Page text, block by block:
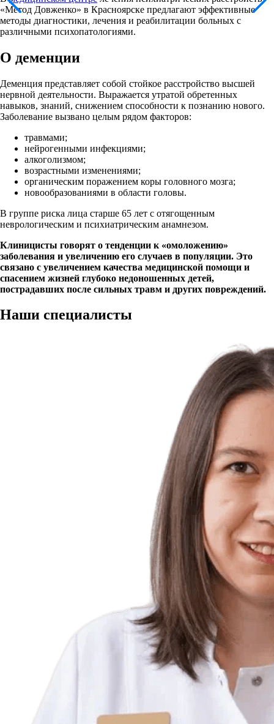
«Метод Довженко» в Красноярске предлагают эффективные
методы диагностики, лечения и реабилитации больных с
различными психопатологиями.
О деменции
Деменция представляет собой стойкое расстройство высшей
нервной деятельности. Выражается утратой обретенных
навыков, знаний, снижением способности к познанию нового.
Заболевание вызвано целым рядом факторов:
травмами;
нейрогенными инфекциями;
алкоголизмом;
возрастными изменениями;
органическим поражением коры головного мозга;
новообразованиями в области головы.
В группе риска лица старше 65 лет с отягощенным
неврологическим и психиатрическим анамнезом.
Клиницисты говорят о тенденции к «омоложению»
заболевания и увеличению его случаев в популяции. Это
связано с увеличением качества медицинской помощи и
спасением жизней глубоко недоношенных детей,
пострадавших после сильных травм и других повреждений.
Наши специалисты